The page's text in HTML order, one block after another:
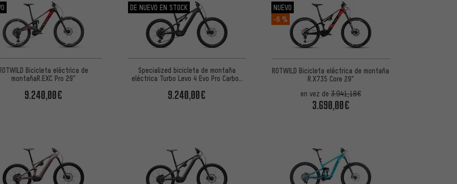
Bicicleta eléctrica de
montañaR.EXC Pro 29"
9.240,00€
DE NUEVO EN STOCK
Specialized bicicleta de montaña
eléctrica Turbo Levo 4 Evo Pro Carbon
9.240,00€
NUEVO
-6 %
ROTWILD Bicicleta eléctrica de montaña
R.X735 Core 29"
en vez de3.941,18€
3.690,00€